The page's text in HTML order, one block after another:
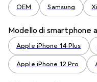
OEM Samsung
Modello di smartphone
Apple iPhone 14 Plus
Apple iPhone 12 Pro